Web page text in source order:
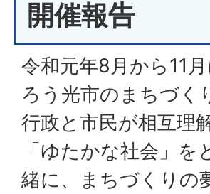
開催報告
令和元年8月から11
ろう光市のまちづく
行政と市民が相互理
「ゆたかな社会」
緒に、まちづくりの